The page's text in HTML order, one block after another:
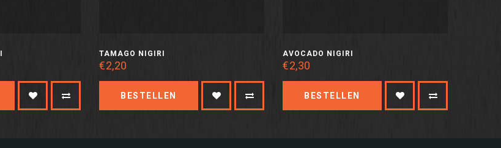
TAMAGO NIGIRI
€2,20
BESTELLEN
AVOCADO NIGIRI
€2,30
BESTELLEN